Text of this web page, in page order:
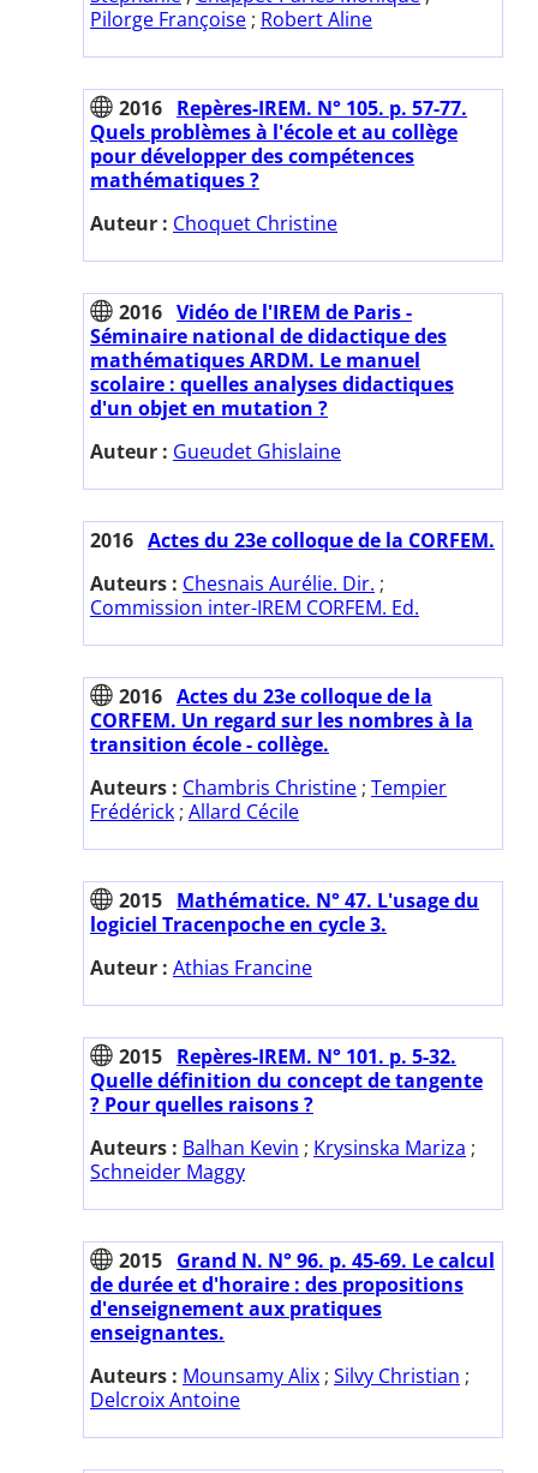
Pilorge Françoise ; Robert Aline
2016 Repères-IREM. N° 105. p. 57-77.
Quels problèmes à l'école et au collège
pour développer des compétences
mathématiques ?
Auteur : Choquet Christine
2016 Vidéo de l'IREM de Paris -
Séminaire national de didactique des
mathématiques ARDM. Le manuel
scolaire : quelles analyses didactiques
d'un objet en mutation ?
Auteur : Gueudet Ghislaine
2016 Actes du 23e colloque de la CORFEM.
Auteurs : Chesnais Aurélie. Dir. ;
Commission inter-IREM CORFEM. Ed.
2016 Actes du 23e colloque de la
CORFEM. Un regard sur les nombres à la
transition école - collège.
Auteurs : Chambris Christine ; Tempier
Frédérick ; Allard Cécile
2015 Mathématice. N° 47. L'usage du
logiciel Tracenpoche en cycle 3.
Auteur : Athias Francine
2015 Repères-IREM. N° 101. p. 5-32.
Quelle définition du concept de tangente
? Pour quelles raisons ?
Auteurs : Balhan Kevin ; Krysinska Mariza ;
Schneider Maggy
2015 Grand N. N° 96. p. 45-69. Le calcul
de durée et d'horaire : des propositions
d'enseignement aux pratiques
enseignantes.
Auteurs : Mounsamy Alix ; Silvy Christian ;
Delcroix Antoine